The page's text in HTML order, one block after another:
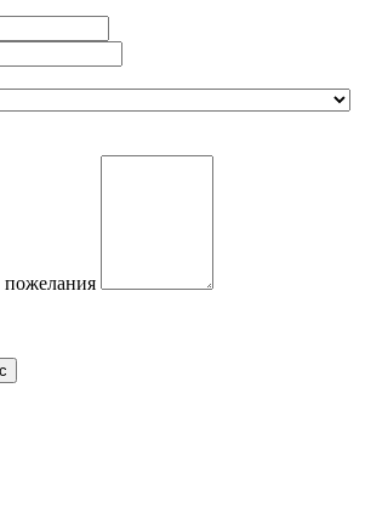
пожелания